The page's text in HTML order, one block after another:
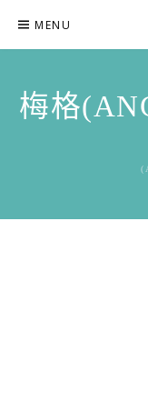
content
MENU
梅格